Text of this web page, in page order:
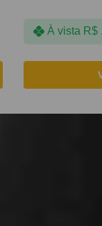
À vista R$